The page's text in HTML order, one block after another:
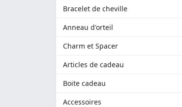
Bracelet de cheville
Anneau d'orteil
Charm et Spacer
Articles de cadeau
Boite cadeau
Accessoires